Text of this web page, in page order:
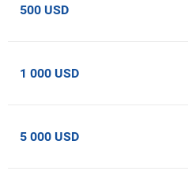
500 USD
1 000 USD
5 000 USD